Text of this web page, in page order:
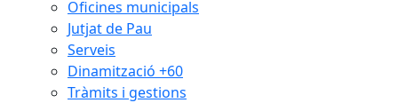
Oficines municipals
Jutjat de Pau
Serveis
Dinamització +60
Tràmits i gestions